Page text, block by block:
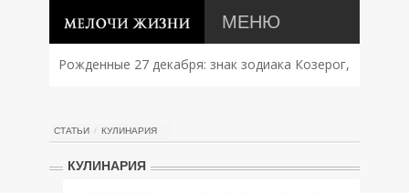
МЕНЮ
Рожденные 27 декабря: знак зодиака Козерог,
СТАТЬИ КУЛИНАРИЯ
КУЛИНАРИЯ